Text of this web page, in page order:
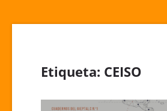
Etiqueta: CEISO